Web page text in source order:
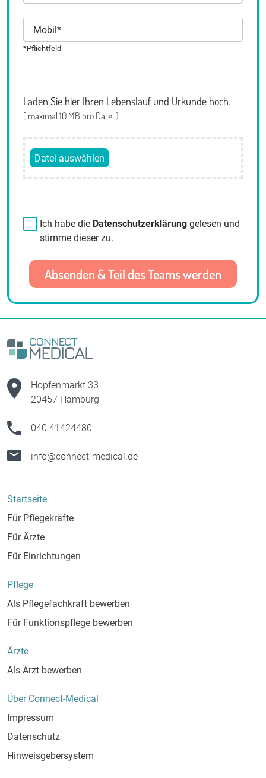
*Pflichtfeld
Laden Sie hier Ihren Lebenslauf und Urkunde hoch.
( maximal 10 MB pro Datei )
Ich habe die Datenschutzerklärung gelesen und
stimme dieser zu.
Hopfenmarkt 33
20457 Hamburg
040 41424480
info@connect-medical.de
Startseite
Für Pflegekräfte
Für Ärzte
Für Einrichtungen
Pflege
Als Pflegefachkraft bewerben
Für Funktionspflege bewerben
Ärzte
Als Arzt bewerben
Über Connect-Medical
Impressum
Datenschutz
Hinweisgebersystem